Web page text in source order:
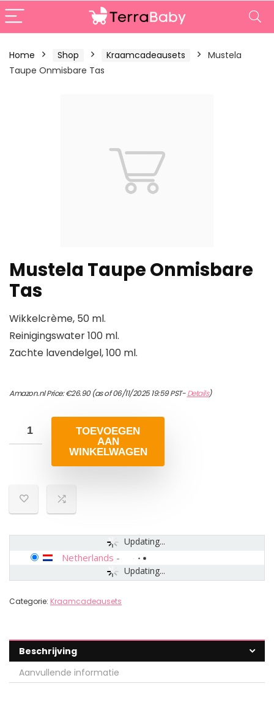
Home Shop Kraamcadeausets
Mustela
Taupe Onmisbare Tas
Mustela Taupe Onmisbare
Tas
Wikkelcrème, 50 ml.
Reinigingswater 100 ml.
Zachte lavendelgel, 100 ml.
Amazon.nl Price:€26.90(as of 06/11/2025 19:59 PST-Details)
TOEVOEGEN
AAN
WINKELWAGEN
Updating...
Updating...
Netherlands -
Categorie: Kraamcadeausets
Beschrijving
Aanvullende informatie